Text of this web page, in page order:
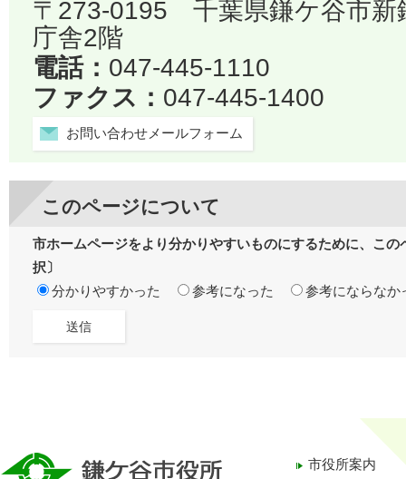
〒273-0195 千葉県鎌ケ谷市
庁舎2階
電話： 047-445-1110
ファクス： 047-445-1400
お問い合わせメールフォーム
このページについて
市ホームページをより分かりやすいものにするために、こ
択〕
分かりやすかった
参考になった 参考にならなか
市役所案内